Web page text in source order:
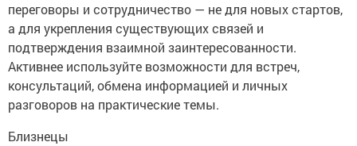
переговоры и сотрудничество — не для новых стартов,
а для укрепления существующих связей и
подтверждения взаимной заинтересованности.
Активнее используйте возможности для встреч,
консультаций, обмена информацией и личных
разговоров на практические темы.
Близнецы